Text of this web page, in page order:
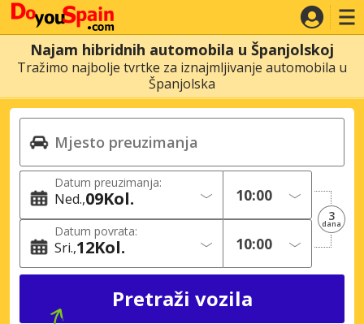
Najam hibridnih automobila u Španjolskoj
Tražimo najbolje tvrtke za iznajmljivanje automobila u
Španjolska
Datum preuzimanja:
Ned. 09Kol.
Datum povrata:
Sri. 12Kol.
3
dana